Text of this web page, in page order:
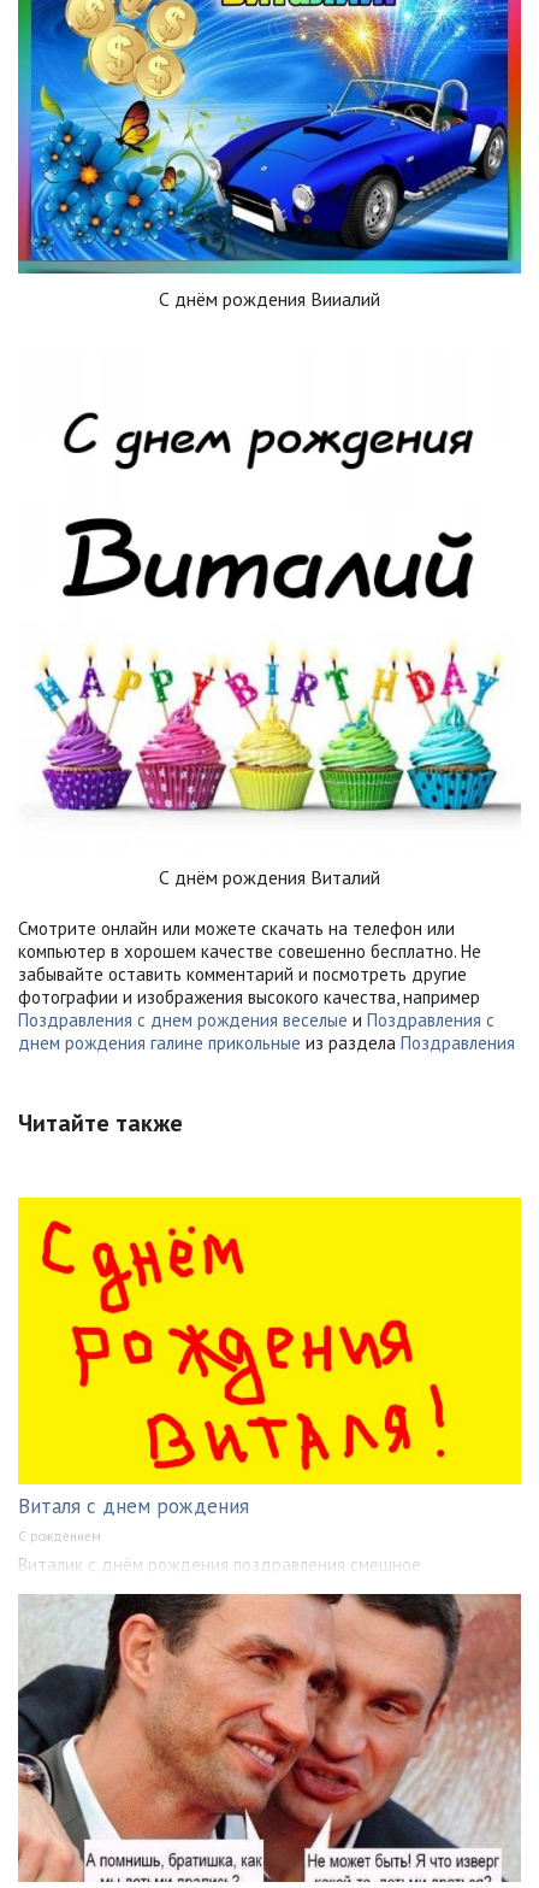
С днём рождения Вииалий
С днём рождения Виталий
Смотрите онлайн или можете скачать на телефон или
компьютер в хорошем качестве совешенно бесплатно. Не
забывайте оставить комментарий и посмотреть другие
фотографии и изображения высокого качества, например
Поздравления с днем рождения веселые и Поздравления с
днем рождения галине прикольные из раздела Поздравления
Читайте также
Виталя с днем рождения
С рождением
Виталик с днём рождения поздравления смешное